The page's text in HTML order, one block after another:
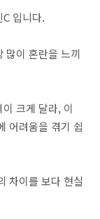
입니다.
많이 혼란을 느끼
크게 달라, 이
어려움을 겪기 쉽
차이를 보다 현실